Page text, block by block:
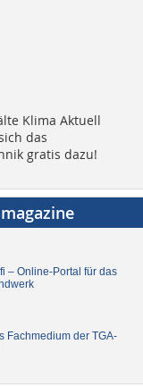
Klima Aktuell
das
gratis dazu!
– Online-Portal für das
Fachmedium der TGA-